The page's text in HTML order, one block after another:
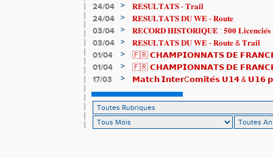
24/04
>
𝐑𝐄𝐒𝐔𝐋𝐓𝐀𝐓𝐒 - 𝐓𝐫𝐚𝐢𝐥
24/04
>
𝐑𝐄𝐒𝐔𝐋𝐓𝐀𝐓𝐒 𝐃𝐔 𝐖𝐄 - 𝐑𝐨𝐮𝐭𝐞
03/04
>
𝐑𝐄𝐂𝐎𝐑𝐃 𝐇𝐈𝐒𝐓𝐎𝐑𝐈𝐐𝐔𝐄 : 𝟓𝟎𝟎 𝐋𝐢𝐜𝐞𝐧𝐜𝐢𝐞́𝐬
03/04
>
𝐑𝐄𝐒𝐔𝐋𝐓𝐀𝐓𝐒 𝐃𝐔 𝐖𝐄 - 𝐑𝐨𝐮𝐭𝐞 & 𝐓𝐫𝐚𝐢𝐥
01/04
>
🇫🇷 𝗖𝗛𝗔𝗠𝗣𝗜𝗢𝗡𝗡𝗔𝗧𝗦 𝗗𝗘 𝗙𝗥𝗔𝗡𝗖𝗘
résultats
01/04 >
🇫🇷 𝗖𝗛𝗔𝗠𝗣𝗜𝗢𝗡𝗡𝗔𝗧𝗦 𝗗𝗘 𝗙𝗥𝗔𝗡𝗖𝗘
𝒕𝒓𝒂𝒊𝒍𝒆𝒖𝒓𝒔 𝒓𝒂𝒎𝒆̀𝒏𝒆𝒏𝒕 4 𝒎𝒆́𝒅𝒂𝒊𝒍𝒍𝒆𝒔 !
17/03 >
𝗠𝗮𝘁𝗰𝗵 𝗜𝗻𝘁𝗲𝗿C𝗼𝗺𝗶𝘁𝗲́𝘀 𝗨𝟭𝟰 & 𝗨𝟭𝟲